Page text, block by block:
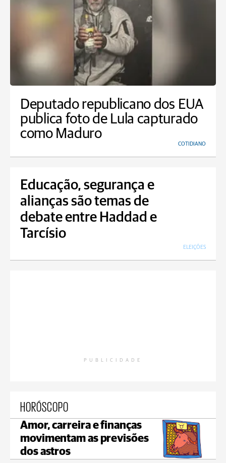
Deputado republicano dos EUA
publica foto de Lula capturado
como Maduro
COTIDIANO
Educação, segurança e
alianças são temas de
debate entre Haddad e
Tarcísio
ELEIÇÕES
PUBLICIDADE
HORÓSCOPO
Amor, carreira e finanças
movimentam as previsões
dos astros